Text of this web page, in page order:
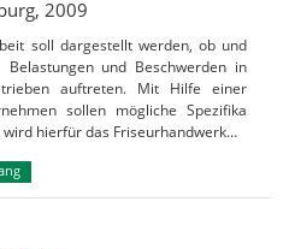
2009
soll dargestellt werden, ob und
Belastungen und Beschwerden in
auftreten. Mit Hilfe einer
sollen mögliche Spezifika
hierfür das Friseurhandwerk…